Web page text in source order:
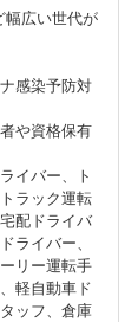
幅広い世代が
感染予防対
や資格保有
イバー、ト
ラック運転
配ドライバ
ライバー、
リー運転手
軽自動車ド
ッフ、倉庫